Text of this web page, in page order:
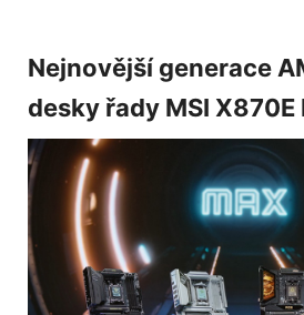
Nejnovější generace
desky řady MSI X870E